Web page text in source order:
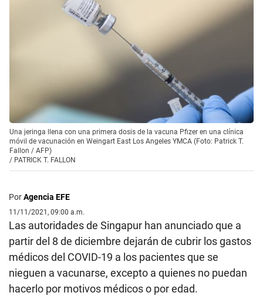
Una jeringa llena con una primera dosis de la vacuna Pfizer en una clínica
móvil de vacunación en Weingart East Los Angeles YMCA (Foto: Patrick T.
Fallon / AFP)
/ PATRICK T. FALLON
PorAgencia EFE
11/11/2021, 09:00 a.m.
Las autoridades de Singapur han anunciado que a
partir del 8 de diciembre dejarán de cubrir los gastos
médicos del COVID-19 a los pacientes que se
nieguen a vacunarse, excepto a quienes no puedan
hacerlo por motivos médicos o por edad.